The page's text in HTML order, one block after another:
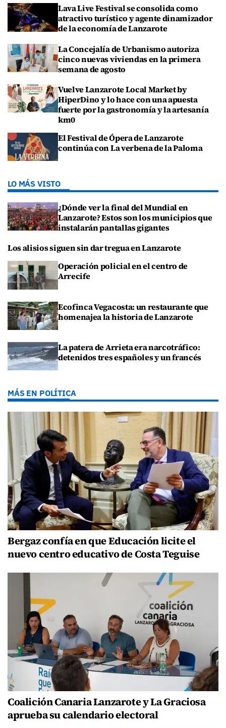
Lava Live Festival se consolida como
atractivo turístico y agente dinamizador
de la economía de Lanzarote
La Concejalía de Urbanismo autoriza
cinco nuevas viviendas en la primera
semana de agosto
Vuelve Lanzarote Local Market by
HiperDino y lo hace con una apuesta
fuerte por la gastronomía y la artesanía
km0
El Festival de Ópera de Lanzarote
continúa con La verbena de la Paloma
LO MÁS VISTO
¿Dónde ver la final del Mundial en
Lanzarote? Estos son los municipios que
instalarán pantallas gigantes
Los alisios siguen sin dar tregua en Lanzarote
Operación policial en el centro de
Arrecife
Ecofinca Vegacosta: un restaurante que
homenajea la historia de Lanzarote
La patera de Arrieta era narcotráfico:
detenidos tres españoles y un francés
MÁS EN POLÍTICA
Bergaz confía en que Educación licite el
nuevo centro educativo de Costa Teguise
Coalición Canaria Lanzarote y La Graciosa
aprueba su calendario electoral